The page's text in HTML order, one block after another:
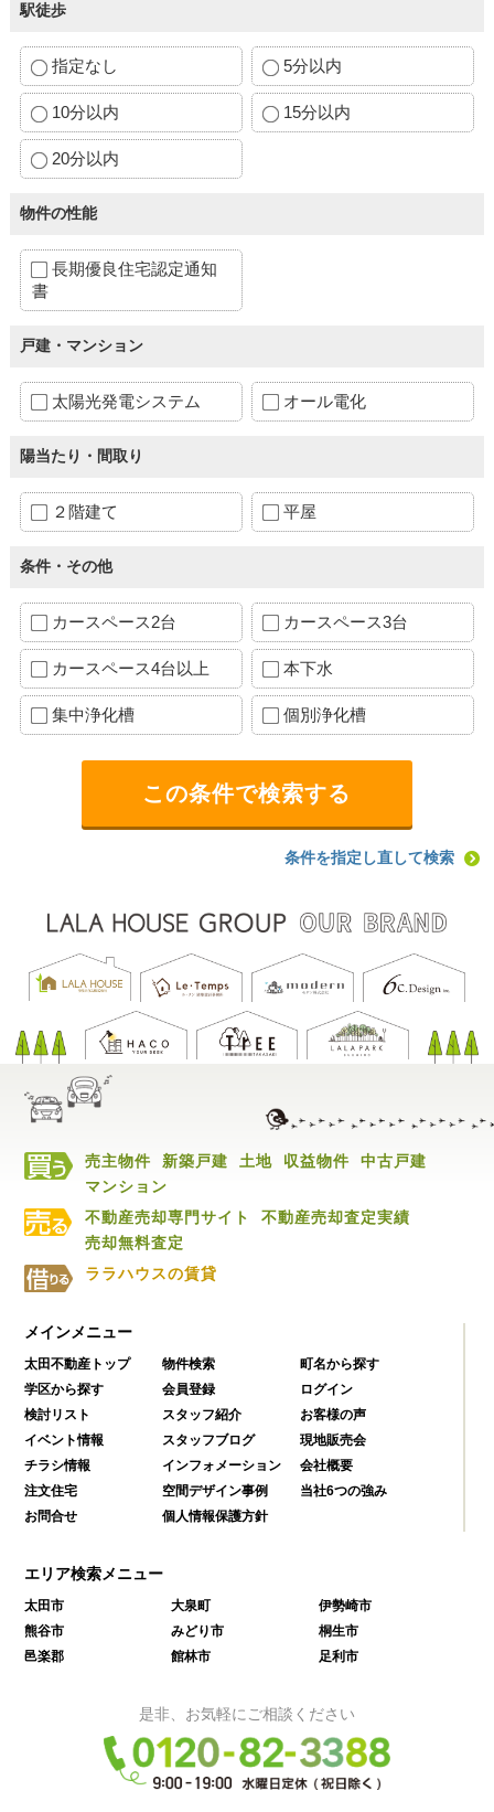
駅徒歩
指定なし 5分以内
10分以内 15分以内
20分以内
物件の性能
長期優良住宅認定通知
書
戸建・マンション
太陽光発電システム オール電化
陽当たり・間取り
２階建て 平屋
条件・その他
カースペース2台 カースペース3台
カースペース4台以上 本下水
集中浄化槽 個別浄化槽
条件を指定し直して検索
売主物件 新築戸建 土地 収益物件
中古戸建
マンション
不動産売却専門サイト
不動産売却査定実績
売却無料査定
ララハウスの賃貸
メインメニュー
太田不動産トップ 物件検索
町名から探す
学区から探す
会員登録
ログイン
検討リスト
スタッフ紹介
お客様の声
イベント情報
スタッフブログ
現地販売会
チラシ情報
インフォメーション
会社概要
注文住宅
空間デザイン事例
当社6つの強み
お問合せ
個人情報保護方針
エリア検索メニュー
太田市 大泉町
伊勢崎市
熊谷市
みどり市
桐生市
邑楽郡
館林市 足利市
是非、お気軽にご相談ください